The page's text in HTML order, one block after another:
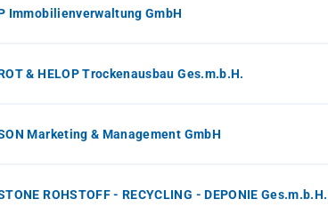
Immobilienverwaltung GmbH
& HELOP Trockenausbau Ges.m.b.H.
Marketing & Management GmbH
ROHSTOFF - RECYCLING - DEPONIE Ges.m.b.H.